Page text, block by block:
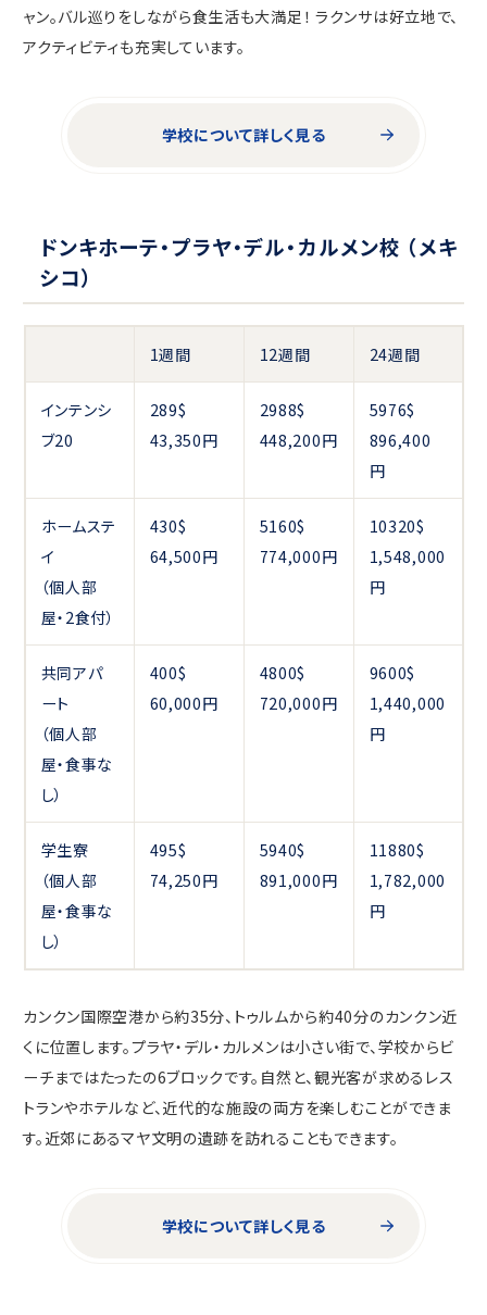
ャン。バル巡りをしながら食生活も大満足！ ラクンサは好立地で、
アクティビティも充実しています。
学校について詳しく見る
ドンキホーテ・プラヤ・デル・カルメン校 （メキ
シコ）
1週間 12週間 24週間
インテンシ
ブ20
289$
43,350円
2988$
448,200円
5976$
896,400
円
ホームステ
イ
（個人部
屋・2食付）
430$
64,500円
5160$
774,000円
10320$
1,548,000
円
共同アパ
ート
（個人部
屋・食事な
し）
400$
60,000円
4800$
720,000円
9600$
1,440,000
円
学生寮
（個人部
屋・食事な
し）
495$
74,250円
5940$
891,000円
11880$
1,782,000
円
カンクン国際空港から約35分、トゥルムから約40分のカンクン近
くに位置します。プラヤ・デル・カルメンは小さい街で、学校からビ
ーチまではたったの6ブロックです。自然と、観光客が求めるレス
トランやホテルなど、近代的な施設の両方を楽しむことができま
す。近郊にあるマヤ文明の遺跡を訪れることもできます。
学校について詳しく見る